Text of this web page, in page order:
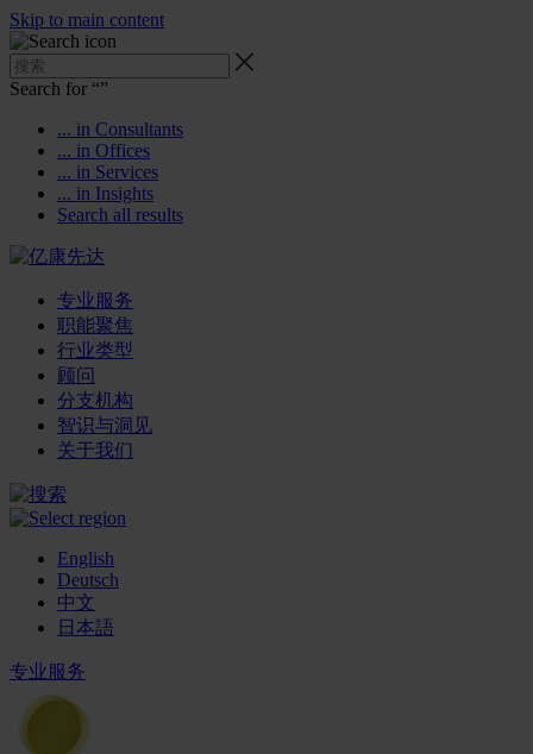
Skip to main content
Search for “”
... in Consultants
... in Offices
... in Services
... in Insights
Search all results
专业服务
职能聚焦
行业类型
顾问
分支机构
智识与洞见
关于我们
English
Deutsch
中文
日本語
专业服务